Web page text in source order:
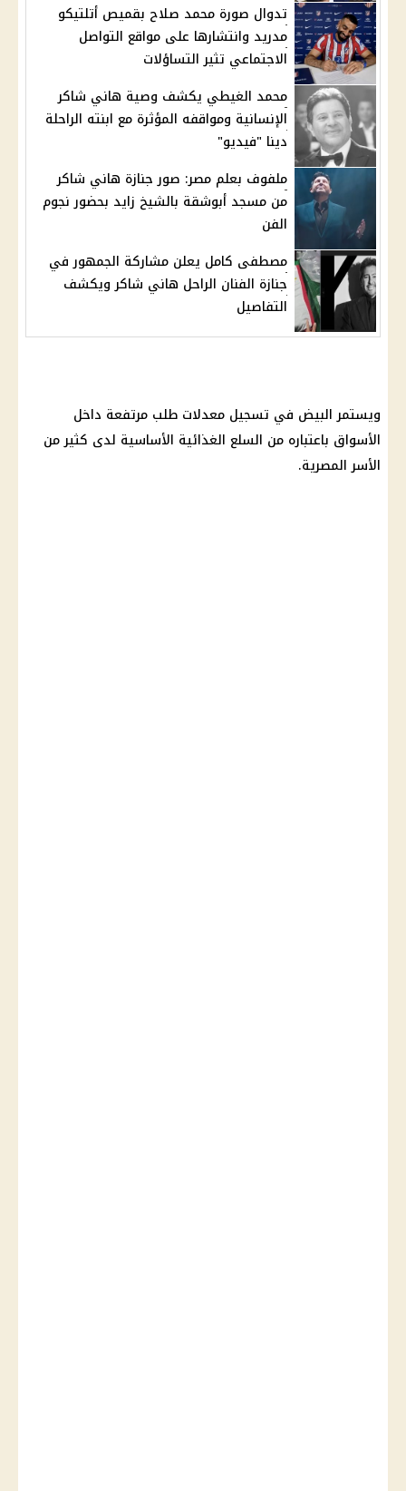
تدوال صورة محمد صلاح بقميص أتلتيكو
مدريد وانتشارها على مواقع التواصل
الاجتماعي تثير التساؤلات
محمد الغيطي يكشف وصية هاني شاكر
الإنسانية ومواقفه المؤثرة مع ابنته الراحلة
دينا "فيديو"
ملفوف بعلم مصر: صور جنازة هاني شاكر
من مسجد أبوشقة بالشيخ زايد بحضور نجوم
الفن
مصطفى كامل يعلن مشاركة الجمهور في
جنازة الفنان الراحل هاني شاكر ويكشف
التفاصيل
ويستمر البيض في تسجيل معدلات طلب مرتفعة داخل
الأسواق باعتباره من السلع الغذائية الأساسية لدى كثير من
الأسر المصرية.